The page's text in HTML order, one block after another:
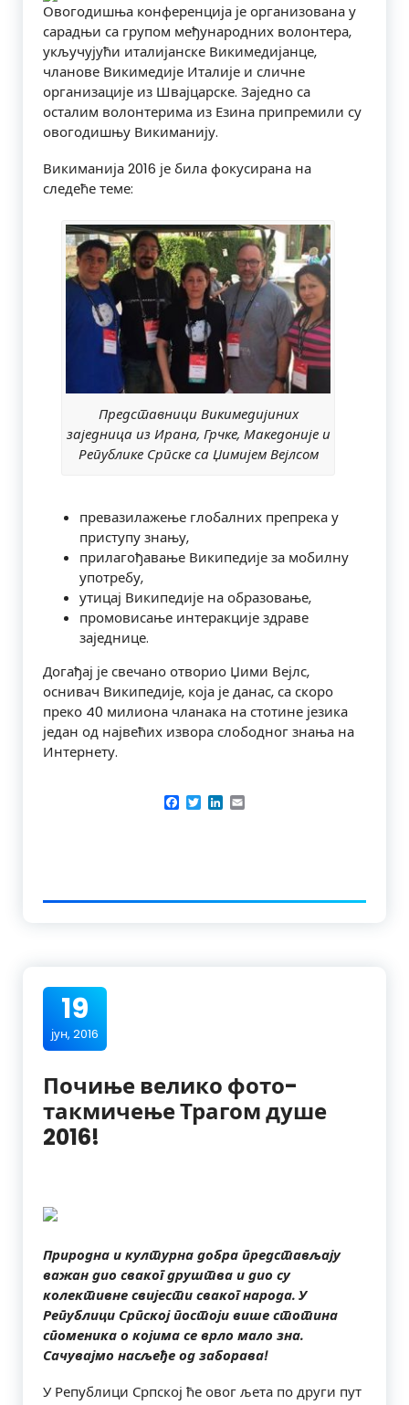
Овогодишња конференција је организована у
сарадњи са групом међународних волонтера,
укључујући италијанске Викимедијанце,
чланове Викимедије Италије и сличне
организације из Швајцарске. Заједно са
осталим волонтерима из Езина припремили су
овогодишњу Викиманију.
Викиманија 2016 је била фокусирана на
следеће теме:
Представници Викимедијиних
заједница из Ирана, Грчке, Македоније и
Републике Српске са Џимијем Вејлсом
превазилажење глобалних препрека у
приступу знању,
прилагођавање Википедије за мобилну
употребу,
утицај Википедије на образовање,
промовисање интеракције здраве
заједнице.
Догађај је свечано отворио Џими Вејлс,
оснивач Википедије, која је данас, са скоро
преко 40 милиона чланака на стотине језика
један од највећих извора слободног знања на
Интернету.
Facebook
TwitterLinkedIn
19
јун, 2016
Почиње велико фото-
такмичење Трагом душе
2016!
Природна и културна добра представљају
важан дио сваког друштва и дио су
колективне свијести сваког народа. У
Републици Српској постоји више стотина
споменика о којима се врло мало зна.
Сачувајмо насљеђе од заборава!
У Републици Српској ће овог љета по други пут